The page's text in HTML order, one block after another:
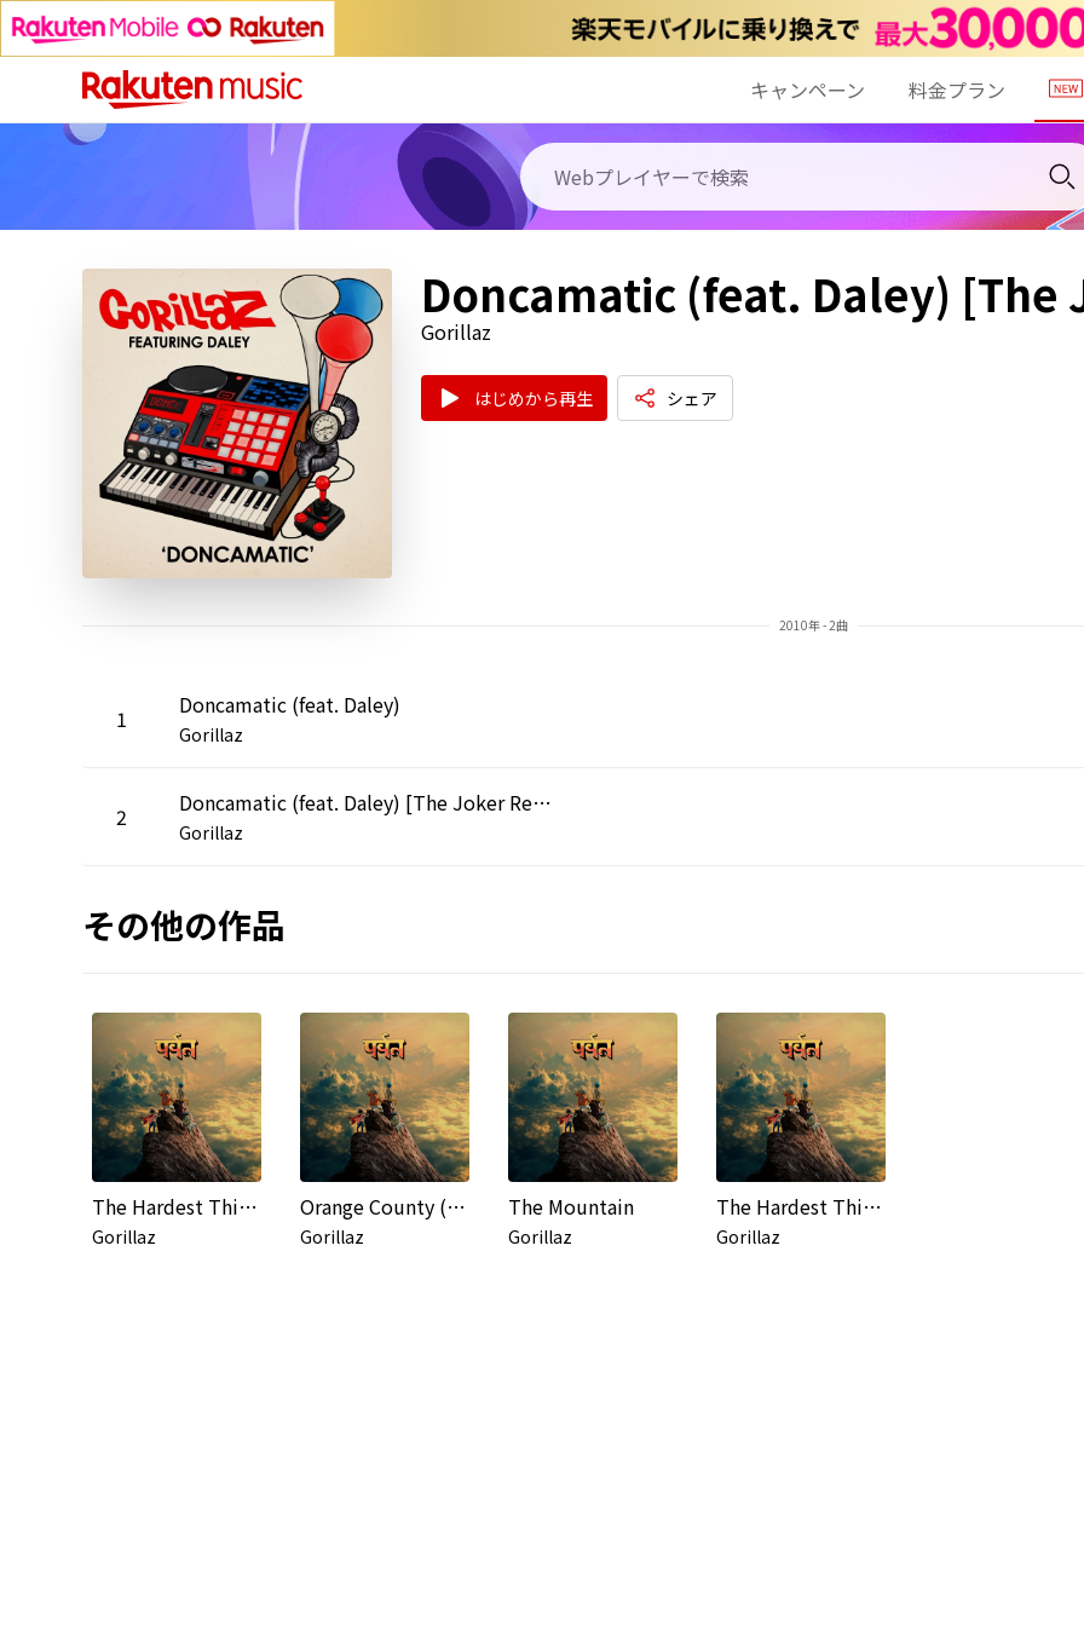
キャンペーン 料金プラン
Doncamatic (feat. Daley) [The
Gorillaz
はじめから再生 シェア
2010年 - 2曲
1 Doncamatic (feat. Daley)
Gorillaz
2 Doncamatic (feat. Daley) [The Joker Remix]
Gorillaz
その他の作品
The Hardest Thing (feat. Tony Allen) / Orange County (feat. Bizarrap, Kara Jackson and Anoushka Shankar)
Gorillaz
Orange County (feat. Bizarrap, Kara Jackson and Anoushka Shankar)
Gorillaz
The Mountain
Gorillaz
The Hardest Thing (feat. Tony Allen) / Orange County (feat. Bizarrap, Kara Jackson and Anoushka Shankar)
Gorillaz